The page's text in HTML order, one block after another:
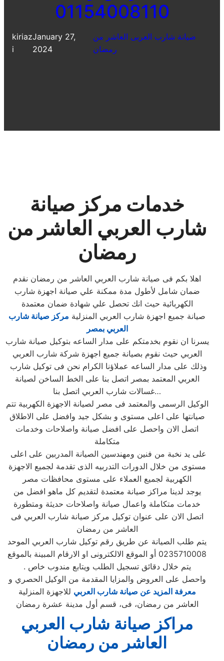
01154008110
kiriaz
i
January 27,
2024
صيانة شارب العربى العاشر من
رمضان
خدمات مركز صيانة
شارب العربي العاشر من
رمضان
اهلا بكم فى صيانة شارب العربي العاشر من رمضان نقدم
ضمان شامل لأطول مدة ممكنة علي صيانة اجهزة شارب
الكهربائية حيث انك تحصل علي شهادة ضمان معتمدة
صيانة جميع اجهزة شارب العربي المنزلية مركز صيانة شارب
العربي بمصر
يسرنا ان نقوم بخدمتكم على مدار الساعه بتوكيل صيانة شارب
العربي حيث نقوم بصيانة جميع اجهزة شركة شارب العربي
العربي المعتمد بمصر اتصل بنا على الخط الساخن لصيانة
غسالات شارب العربي اتصل بنا…
الوكيل الرسمى والمعتمد فى مصر لصيانة الاجهزة الكهربية تتم
صيانتها على اعلى مستوى و بشكل جيد وافضل على الاطلاق
اتصل الان واحصل على افضل صيانة واصلاحات وخدمات
متكاملة
مستوى من خلال الدورات التدربيه الذى تقدمة لجميع الاجهزة
الكهربية لجميع العملاء على مستوى محافظات مصر
يوجد لدينا مراكز صيانة معتمدة لتقديم كل ماهو افضل من
خدمات متكاملة واعمال صيانة واصلاحات حديثة ومتطورة
اتصل الان على عنوان توكيل مركز صيانة شارب العربي فى
العاشر من رمضان
يتم طلب الصيانة عن طريق رقم توكيل شارب العربي الموحد
0235710008 أو الموقع الالكترونى او الارقام المبينة بالموقع
. يتم خلال دقائق تسجيل الطلب ويتابع مندوب خاص
واحصل على العروض والمزايا المقدمة من الوكيل الحصري و
معرفة المزيد عن صيانة شارب العربي للاجهزة المنزلية
العاشر من رمضان، فى، قسم أول مدينة عشرة رمضان
مراكز صيانة شارب العربي
العاشر من رمضان